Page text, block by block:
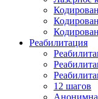
Реабилитация
12 шагов